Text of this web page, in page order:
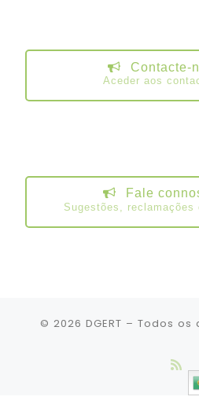
Contacte-
Aceder aos
Fale
Sugestões, reclamações
© 2026 DGERT – Todos os